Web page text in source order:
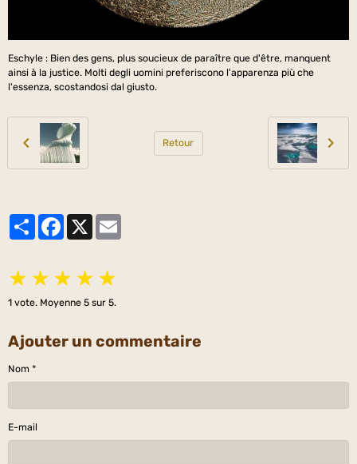
Eschyle : Bien des gens, plus soucieux de paraître que d'être, manquent
ainsi à la justice. Molti degli uomini preferiscono l'apparenza più che
l'essenza, scostandosi dal giusto.
Retour
PartagerFacebook
★ ★ ★ ★ ★
1 vote. Moyenne 5 sur 5.
Ajouter un commentaire
Nom
E-mail